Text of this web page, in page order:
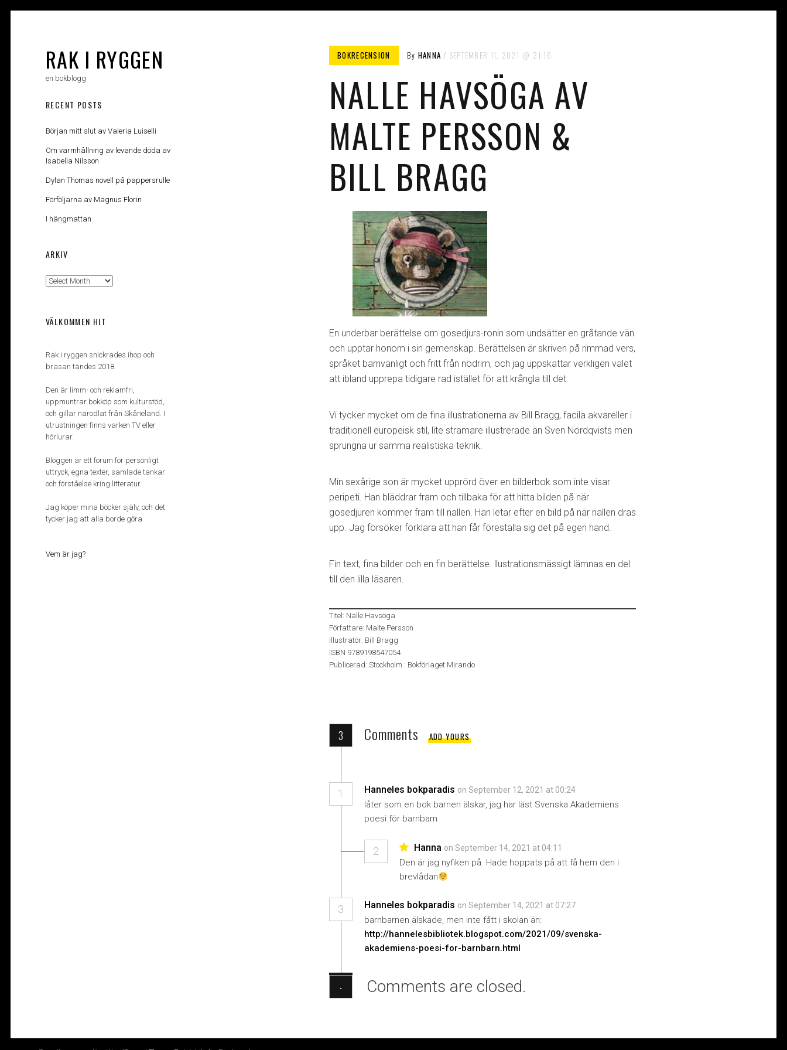
RAK I RYGGEN
en bokblogg
BOKRECENSION By HANNA SEPTEMBER 11, 2021 21:16
NALLE HAVSÖGA AV
MALTE PERSSON &
BILL BRAGG
En underbar berättelse om gosedjurs-ronin som undsätter en gråtande vän
och upptar honom i sin gemenskap. Berättelsen är skriven på rimmad vers,
språket barnvänligt och fritt från nödrim, och jag uppskattar verkligen valet
att ibland upprepa tidigare rad istället för att krångla till det.
Vi tycker mycket om de fina illustrationerna av Bill Bragg, facila akvareller i
traditionell europeisk stil, lite stramare illustrerade än Sven Nordqvists men
sprungna ur samma realistiska teknik.
Min sexårige son är mycket upprörd över en bilderbok som inte visar
peripeti. Han bläddrar fram och tillbaka för att hitta bilden på när
gosedjuren kommer fram till nallen. Han letar efter en bild på när nallen dras
upp. Jag försöker förklara att han får föreställa sig det på egen hand.
Fin text, fina bilder och en fin berättelse. llustrationsmässigt lämnas en del
till den lilla läsaren.
Titel: Nalle Havsöga
Författare: Malte Persson
Illustratör: Bill Bragg
ISBN 9789198547054
Publicerad: Stockholm : Bokförlaget Mirando
3 Comments ADD YOURS
1 Hanneles bokparadis on September 12, 2021 at 00:24
låter som en bok barnen älskar, jag har läst Svenska Akademiens
poesi för barnbarn
2 Hanna on September 14, 2021 at 04:11
Den är jag nyfiken på. Hade hoppats på att få hem den i
brevlådan
3 Hanneles bokparadis on September 14, 2021 at 07:27
barnbarnen älskade, men inte fått i skolan än:
http://hannelesbibliotek.blogspot.com/2021/09/svenska-
akademiens-poesi-for-barnbarn.html
· Comments are closed.
RECENT POSTS
Början mitt slut av Valeria Luiselli
Om varmhållning av levande döda av
Isabella Nilsson
Dylan Thomas novell på pappersrulle
Förföljarna av Magnus Florin
I hängmattan
ARKIV
Arkiv
VÄLKOMMEN HIT
Rak i ryggen snickrades ihop och
brasan tändes 2018.
Den är limm- och reklamfri,
uppmuntrar bokköp som kulturstöd,
och gillar närodlat från Skåneland. I
utrustningen finns varken TV eller
hörlurar.
Bloggen är ett forum för personligt
uttryck, egna texter, samlade tankar
och förståelse kring litteratur.
Jag köper mina böcker själv, och det
tycker jag att alla borde göra.
Vem är jag?